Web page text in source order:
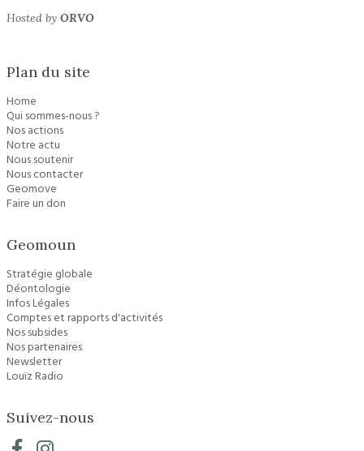
Hosted by ORVO
Plan du site
Home
Qui sommes-nous ?
Nos actions
Notre actu
Nous soutenir
Nous contacter
Geomove
Faire un don
Geomoun
Stratégie globale
Déontologie
Infos Légales
Comptes et rapports d'activités
Nos subsides
Nos partenaires
Newsletter
Louïz Radio
Suivez-nous